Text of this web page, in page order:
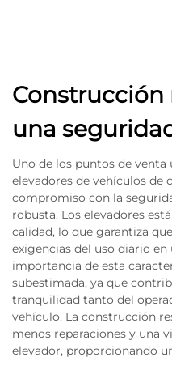
Construcción
una
Uno de los puntos de
elevadores de vehículos de
compromiso con la
robusta. Los elevadores
calidad, lo que garantiza
exigencias del uso diario en
importancia de esta
subestimada, ya que
tranquilidad tanto del
vehículo. La construcción
menos reparaciones y una
elevador, proporcionando